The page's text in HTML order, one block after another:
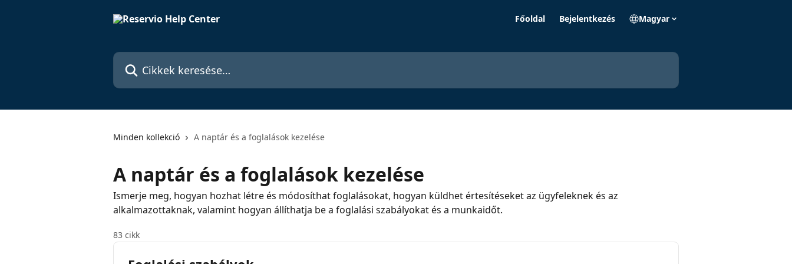
Főoldal Bejelentkezés Magyar
Cikkek keresése…
Minden kollekció A naptár és a foglalások kezelése
A naptár és a foglalások kezelése
Ismerje meg, hogyan hozhat létre és módosíthat foglalásokat, hogyan küldhet értesítéseket az ügyfeleknek és az
alkalmazottaknak, valamint hogyan állíthatja be a foglalási szabályokat és a munkaidőt.
83 cikk